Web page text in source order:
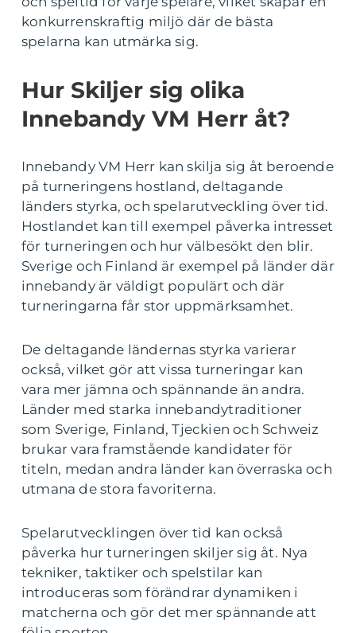
konkurrenskraftig miljö där de bästa
spelarna kan utmärka sig.
Hur Skiljer sig olika
Innebandy VM Herr åt?
Innebandy VM Herr kan skilja sig åt beroende
på turneringens hostland, deltagande
länders styrka, och spelarutveckling över tid.
Hostlandet kan till exempel påverka intresset
för turneringen och hur välbesökt den blir.
Sverige och Finland är exempel på länder där
innebandy är väldigt populärt och där
turneringarna får stor uppmärksamhet.
De deltagande ländernas styrka varierar
också, vilket gör att vissa turneringar kan
vara mer jämna och spännande än andra.
Länder med starka innebandytraditioner
som Sverige, Finland, Tjeckien och Schweiz
brukar vara framstående kandidater för
titeln, medan andra länder kan överraska och
utmana de stora favoriterna.
Spelarutvecklingen över tid kan också
påverka hur turneringen skiljer sig åt. Nya
tekniker, taktiker och spelstilar kan
introduceras som förändrar dynamiken i
matcherna och gör det mer spännande att